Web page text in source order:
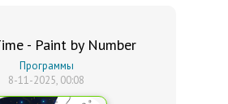
- Paint by Number
Программы
8-11-2025, 00:08